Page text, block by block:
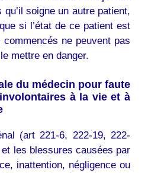
soigne un autre patient,
si l’état de ce patient est
ne peuvent pas
mettre en danger.
du médecin pour faute
à la vie et à
(art 221-6, 222-19, 222-
et les blessures causées par
inattention, négligence ou